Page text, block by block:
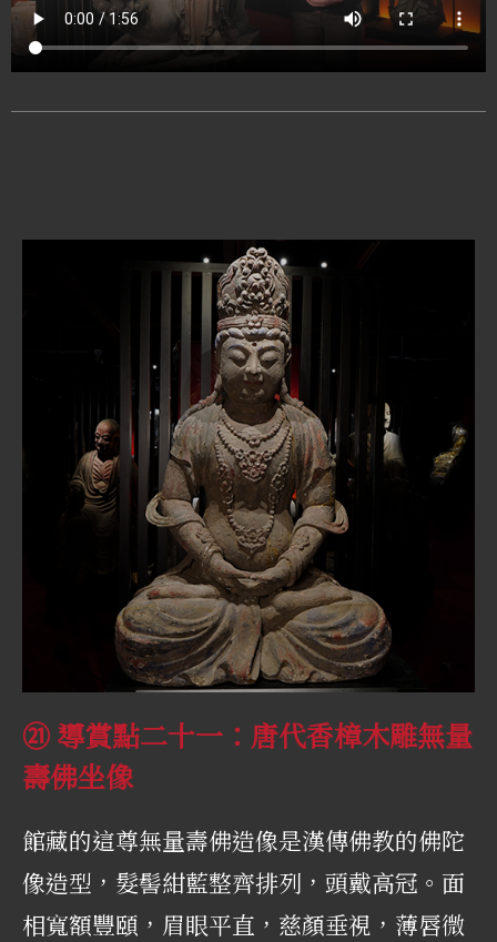
㉑ 導賞點二十一：唐代香樟木雕無量
壽佛坐像
館藏的這尊無量壽佛造像是漢傳佛教的佛陀
像造型，髮髻紺藍整齊排列，頭戴高冠。面
相寬額豐頤，眉眼平直，慈顏垂視，薄唇微